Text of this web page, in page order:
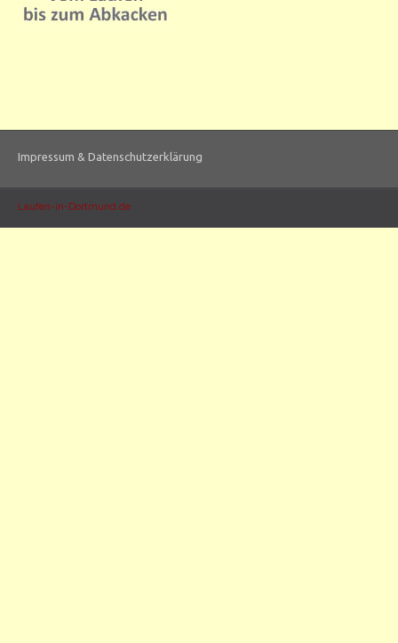
Impressum & Datenschutzerklärung
Laufen-in-Dortmund.de